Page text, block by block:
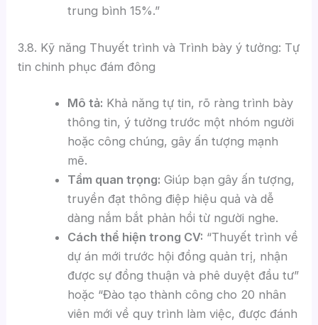
trung bình 15%.”
3.8. Kỹ năng Thuyết trình và Trình bày ý tưởng: Tự
tin chinh phục đám đông
Mô tả: Khả năng tự tin, rõ ràng trình bày
thông tin, ý tưởng trước một nhóm người
hoặc công chúng, gây ấn tượng mạnh
mẽ.
Tầm quan trọng: Giúp bạn gây ấn tượng,
truyền đạt thông điệp hiệu quả và dễ
dàng nắm bắt phản hồi từ người nghe.
Cách thể hiện trong CV: “Thuyết trình về
dự án mới trước hội đồng quản trị, nhận
được sự đồng thuận và phê duyệt đầu tư”
hoặc “Đào tạo thành công cho 20 nhân
viên mới về quy trình làm việc, được đánh